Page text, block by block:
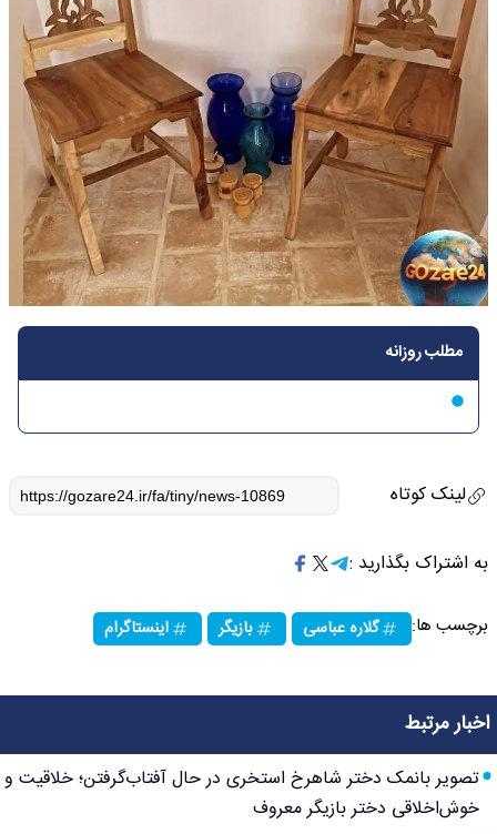
مطلب روزانه
لینک کوتاه
به اشتراک بگذارید :
برچسب ها: گلاره عباسی بازیگر اینستاگرام
اخبار مرتبط
تصویر بانمک دختر شاهرخ استخری در حال آفتاب‌گرفتن؛ خلاقیت و
خوش‌اخلاقی دختر بازیگر معروف